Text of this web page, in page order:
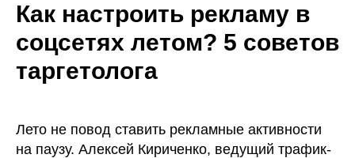
Как настроить рекламу в
соцсетях летом? 5 советов
таргетолога
Лето не повод ставить рекламные активности
на паузу. Алексей Кириченко, ведущий трафик-